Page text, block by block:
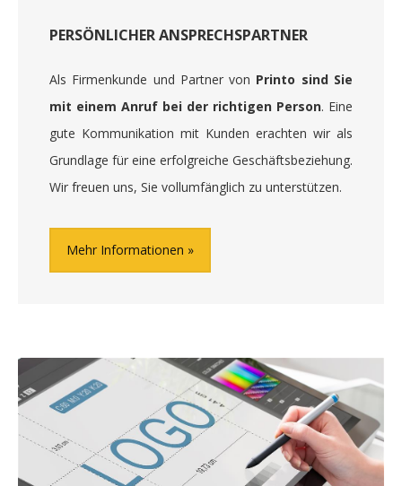
PERSÖNLICHER ANSPRECHSPARTNER
Als Firmenkunde und Partner von Printo sind Sie
mit einem Anruf bei der richtigen Person. Eine
gute Kommunikation mit Kunden erachten wir als
Grundlage für eine erfolgreiche Geschäftsbeziehung.
Wir freuen uns, Sie vollumfänglich zu unterstützen.
Mehr Informationen